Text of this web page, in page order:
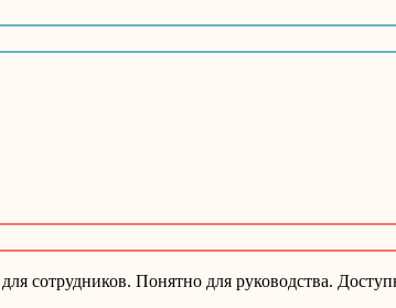
сотрудников. Понятно для руководства.